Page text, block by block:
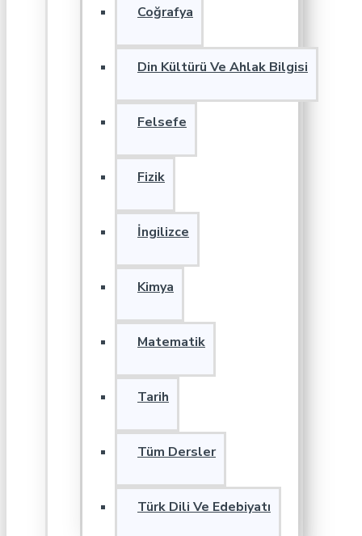
Coğrafya
Din Kültürü Ve Ahlak Bilgisi
Felsefe
Fizik
İngilizce
Kimya
Matematik
Tarih
Tüm Dersler
Türk Dili Ve Edebiyatı